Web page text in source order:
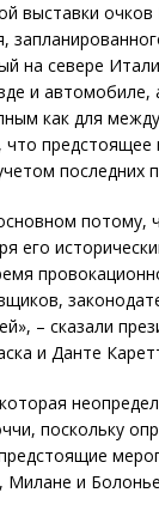
выставки
на севере
и
как для
последних
потому,
его
– сказали
и Данте
поскольку
Милане и